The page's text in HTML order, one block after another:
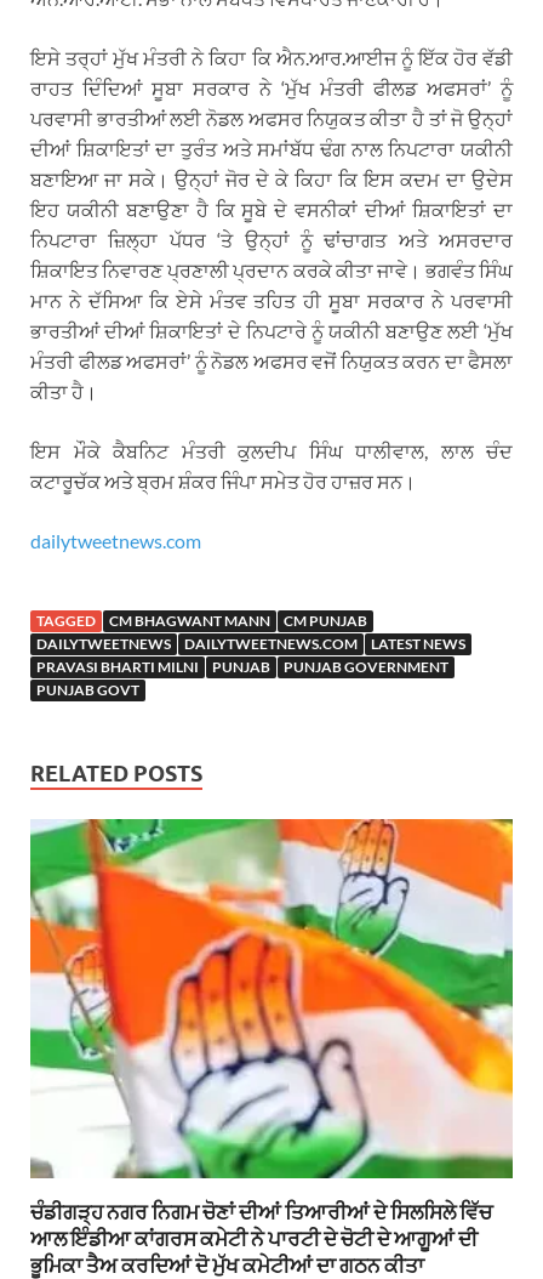
ਇਸੇ ਤਰ੍ਹਾਂ ਮੁੱਖ ਮੰਤਰੀ ਨੇ ਕਿਹਾ ਕਿ ਐਨ.ਆਰ.ਆਈਜ ਨੂੰ ਇੱਕ ਹੋਰ ਵੱਡੀ
ਰਾਹਤ ਦਿੰਦਿਆਂ ਸੂਬਾ ਸਰਕਾਰ ਨੇ ‘ਮੁੱਖ ਮੰਤਰੀ ਫੀਲਡ ਅਫਸਰਾਂ’ ਨੂੰ
ਪਰਵਾਸੀ ਭਾਰਤੀਆਂ ਲਈ ਨੋਡਲ ਅਫਸਰ ਨਿਯੁਕਤ ਕੀਤਾ ਹੈ ਤਾਂ ਜੋ ਉਨ੍ਹਾਂ
ਦੀਆਂ ਸ਼ਿਕਾਇਤਾਂ ਦਾ ਤੁਰੰਤ ਅਤੇ ਸਮਾਂਬੱਧ ਢੰਗ ਨਾਲ ਨਿਪਟਾਰਾ ਯਕੀਨੀ
ਬਣਾਇਆ ਜਾ ਸਕੇ। ਉਨ੍ਹਾਂ ਜੋਰ ਦੇ ਕੇ ਕਿਹਾ ਕਿ ਇਸ ਕਦਮ ਦਾ ਉਦੇਸ
ਇਹ ਯਕੀਨੀ ਬਣਾਉਣਾ ਹੈ ਕਿ ਸੂਬੇ ਦੇ ਵਸਨੀਕਾਂ ਦੀਆਂ ਸ਼ਿਕਾਇਤਾਂ ਦਾ
ਨਿਪਟਾਰਾ ਜ਼ਿਲ੍ਹਾ ਪੱਧਰ ‘ਤੇ ਉਨ੍ਹਾਂ ਨੂੰ ਢਾਂਚਾਗਤ ਅਤੇ ਅਸਰਦਾਰ
ਸ਼ਿਕਾਇਤ ਨਿਵਾਰਣ ਪ੍ਰਣਾਲੀ ਪ੍ਰਦਾਨ ਕਰਕੇ ਕੀਤਾ ਜਾਵੇ। ਭਗਵੰਤ ਸਿੰਘ
ਮਾਨ ਨੇ ਦੱਸਿਆ ਕਿ ਏਸੇ ਮੰਤਵ ਤਹਿਤ ਹੀ ਸੂਬਾ ਸਰਕਾਰ ਨੇ ਪਰਵਾਸੀ
ਭਾਰਤੀਆਂ ਦੀਆਂ ਸ਼ਿਕਾਇਤਾਂ ਦੇ ਨਿਪਟਾਰੇ ਨੂੰ ਯਕੀਨੀ ਬਣਾਉਣ ਲਈ ‘ਮੁੱਖ
ਮੰਤਰੀ ਫੀਲਡ ਅਫਸਰਾਂ’ ਨੂੰ ਨੋਡਲ ਅਫਸਰ ਵਜੋਂ ਨਿਯੁਕਤ ਕਰਨ ਦਾ ਫੈਸਲਾ
ਕੀਤਾ ਹੈ।
ਇਸ ਮੌਕੇ ਕੈਬਨਿਟ ਮੰਤਰੀ ਕੁਲਦੀਪ ਸਿੰਘ ਧਾਲੀਵਾਲ, ਲਾਲ ਚੰਦ
ਕਟਾਰੂਚੱਕ ਅਤੇ ਬ੍ਰਮ ਸ਼ੰਕਰ ਜਿੰਪਾ ਸਮੇਤ ਹੋਰ ਹਾਜ਼ਰ ਸਨ।
dailytweetnews.com
TAGGED CM BHAGWANT MANN
CM PUNJAB
DAILYTWEETNEWS
DAILYTWEETNEWS.COM
LATEST NEWS
PRAVASI BHARTI MILNI
PUNJAB
PUNJAB GOVERNMENT
PUNJAB GOVT
RELATED POSTS
ਚੰਡੀਗੜ੍ਹ ਨਗਰ ਨਿਗਮ ਚੋਣਾਂ ਦੀਆਂ ਤਿਆਰੀਆਂ ਦੇ ਸਿਲਸਿਲੇ ਵਿੱਚ
ਆਲ ਇੰਡੀਆ ਕਾਂਗਰਸ ਕਮੇਟੀ ਨੇ ਪਾਰਟੀ ਦੇ ਚੋਟੀ ਦੇ ਆਗੂਆਂ ਦੀ
ਭੂਮਿਕਾ ਤੈਅ ਕਰਦਿਆਂ ਦੋ ਮੁੱਖ ਕਮੇਟੀਆਂ ਦਾ ਗਠਨ ਕੀਤਾ